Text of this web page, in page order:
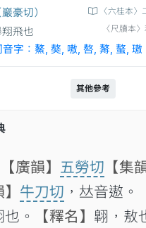
〈六桂本
〈尺牘本
豪切）
飛也
字：鰲, 獒, 嗷, 嗸, 𦪈, 螯, 璈
其他參考
【廣韻】 五勞切 【集
牛刀切 ，𠀤音遨。
。
【釋名】 翺，敖